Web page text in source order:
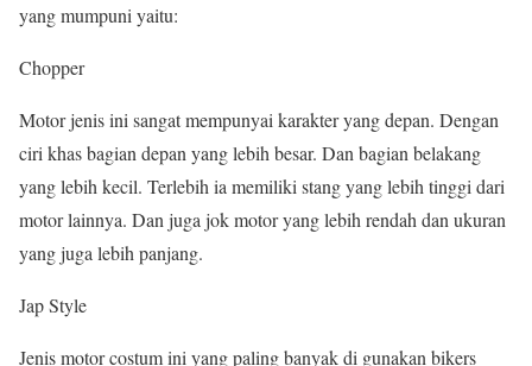
yang mumpuni yaitu:
Chopper
Motor jenis ini sangat mempunyai karakter yang depan. Dengan
ciri khas bagian depan yang lebih besar. Dan bagian belakang
yang lebih kecil. Terlebih ia memiliki stang yang lebih tinggi dari
motor lainnya. Dan juga jok motor yang lebih rendah dan ukuran
yang juga lebih panjang.
Jap Style
Jenis motor costum ini yang paling banyak di gunakan bikers